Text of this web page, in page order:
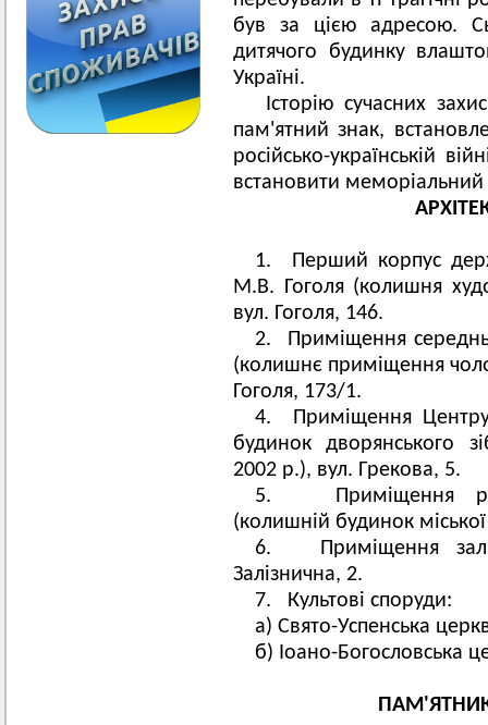
був за цією адресою.
дитячого будинку
Україні.
Історію сучасних
пам'ятний знак,
російсько-українській
встановити
1. Перший корпус
М.В. Гоголя (колишня
вул. Гоголя, 146.
2. Приміщення
(колишнє приміщення
Гоголя, 173/1.
4. Приміщення Центру
будинок дворянського
2002 р.), вул. Грекова, 5.
5.
Приміщення
(колишній будинок
6.
Приміщення
Залізнична, 2.
7.
Культові споруди:
а) Свято-Успенська
б) Іоано-Богословська